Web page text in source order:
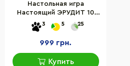
Настольная игра
Настоящий ЭРУДИТ 10
Украина
Martinex/Mindtwister
41501265-UK от 10 лет
3 5 25
999 грн.
Купить